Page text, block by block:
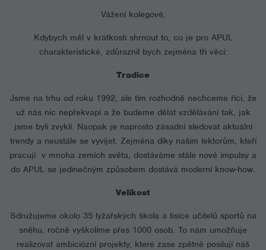
Vážení kolegové,
Kdybych měl v krátkosti shrnout to, co je pro APUL
charakteristické, zdůraznil bych zejména tři věci:
Tradice
Jsme na trhu od roku 1992, ale tím rozhodně nechceme říci, že
už nás nic nepřekvapí a že budeme dělat vzdělávání tak, jak
jsme byli zvyklí. Naopak je naprosto zásadní sledovat aktuální
trendy a neustále se vyvíjet. Zejména díky našim lektorům, kteří
pracují v mnoha zemích světa, dostáváme stále nové impulsy a
do APUL se jedinečným způsobem dostává moderní know-how.
Velikost
Sdružujeme okolo 35 lyžařských škola a tisíce učitelů sportů na
sněhu, ročně vyškolíme přes 1000 osob. To nám umožňuje
realizovat ambiciózní projekty, které zase zpětně posilují náš